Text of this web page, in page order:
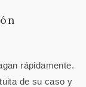
rápidamente.
de su caso y